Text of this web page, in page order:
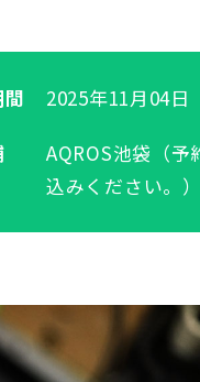
2025年11月04日
AQROS池袋（予
込みください。）